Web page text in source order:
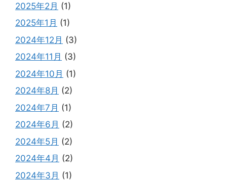
2025年2月 (1)
2025年1月 (1)
2024年12月 (3)
2024年11月 (3)
2024年10月 (1)
2024年8月 (2)
2024年7月 (1)
2024年6月 (2)
2024年5月 (2)
2024年4月 (2)
2024年3月 (1)